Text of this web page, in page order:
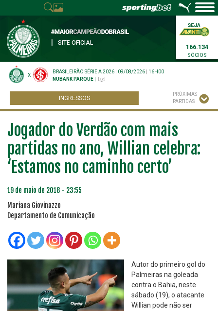
SITE OFICIAL
166.134
SÓCIOS
X
BRASILEIRÃO SÉRIE A 2026 09/08/2026
16H00
NUBANK PARQUE
INGRESSOS
PRÓXIMAS
PARTIDAS
Jogador do Verdão com mais
partidas no ano, Willian celebra:
‘Estamos no caminho certo’
19 de maio de 2018 - 23:55
Mariana Giovinazzo
Departamento de Comunicação
Autor do primeiro gol do
Palmeiras na goleada
contra o Bahia, neste
sábado (19), o atacante
Willian pode não ser